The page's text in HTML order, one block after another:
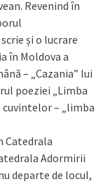
Revenind în
și o lucrare
în Moldova a
– „Cazania” lui
poeziei „Limba
– „limba
Catedrala
Adormirii
departe de locul,